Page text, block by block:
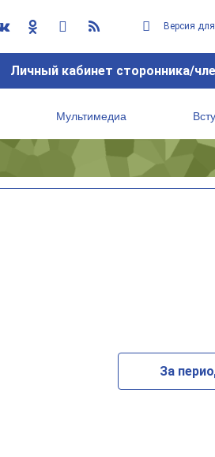
Версия
Личный кабинет сторонника/
Мультимедиа
За